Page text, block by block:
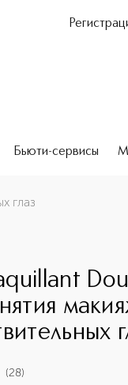
Бьюти-сервисы
глаз
(28)